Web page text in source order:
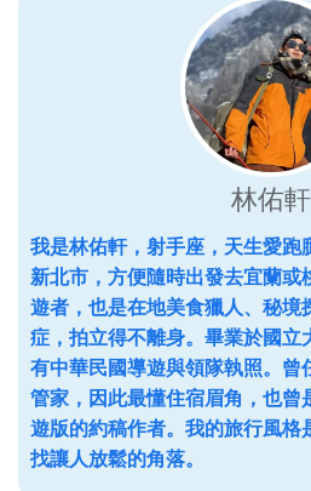
林佑軒
我是林佑軒，射手座，天生愛跑
新北市，方便隨時出發去宜蘭或
遊者，也是在地美食獵人、秘境
症，拍立得不離身。畢業於國立
有中華民國導遊與領隊執照。曾
管家，因此最懂住宿眉角，也曾
遊版的約稿作者。我的旅行風格
找讓人放鬆的角落。